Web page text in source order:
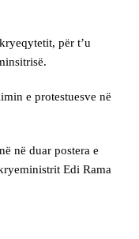
për t’u
e protestuesve në
në duar postera e
Edi Rama